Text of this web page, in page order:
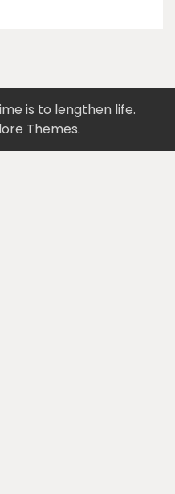
is to lengthen life.
Themes.